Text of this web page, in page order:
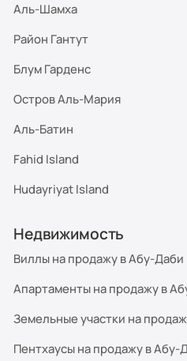
Аль-Шамха
Район Гантут
Блум Гарденс
Остров Аль-Мария
Аль-Батин
Fahid Island
Hudayriyat Island
Недвижимость
Виллы на продажу в Абу-Даби
Апартаменты на продажу в
Земельные участки на
Пентхаусы на продажу в Абу-